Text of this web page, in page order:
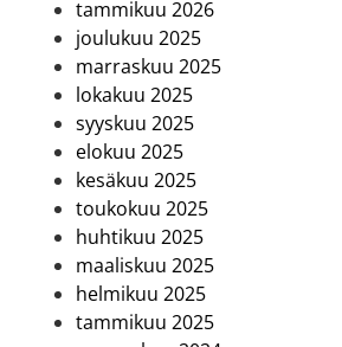
tammikuu 2026
joulukuu 2025
marraskuu 2025
lokakuu 2025
syyskuu 2025
elokuu 2025
kesäkuu 2025
toukokuu 2025
huhtikuu 2025
maaliskuu 2025
helmikuu 2025
tammikuu 2025